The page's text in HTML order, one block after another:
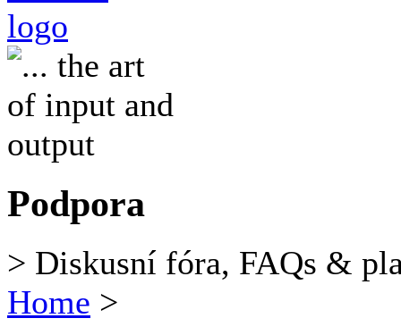
Podpora
> Diskusní fóra, FAQs &
Home >